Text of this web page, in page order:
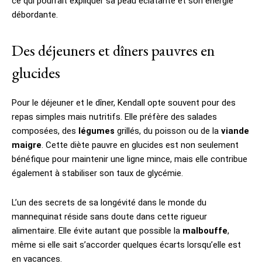
débordante.
Des déjeuners et dîners pauvres en
glucides
Pour le déjeuner et le dîner, Kendall opte souvent pour des
repas simples mais nutritifs. Elle préfère des salades
composées, des légumes grillés, du poisson ou de la viande
maigre. Cette diète pauvre en glucides est non seulement
bénéfique pour maintenir une ligne mince, mais elle contribue
également à stabiliser son taux de glycémie.
L’un des secrets de sa longévité dans le monde du
mannequinat réside sans doute dans cette rigueur
alimentaire. Elle évite autant que possible la malbouffe,
même si elle sait s’accorder quelques écarts lorsqu’elle est
en vacances.